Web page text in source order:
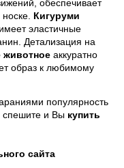
обеспечивает
Кигуруми
эластичные
Детализация на
животное аккуратно
образ к любимому
популярность
спешите и Вы купить
сайта